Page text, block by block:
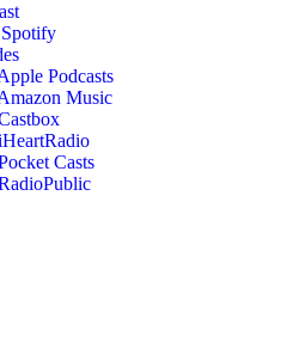
Podcasts
Music
Casts